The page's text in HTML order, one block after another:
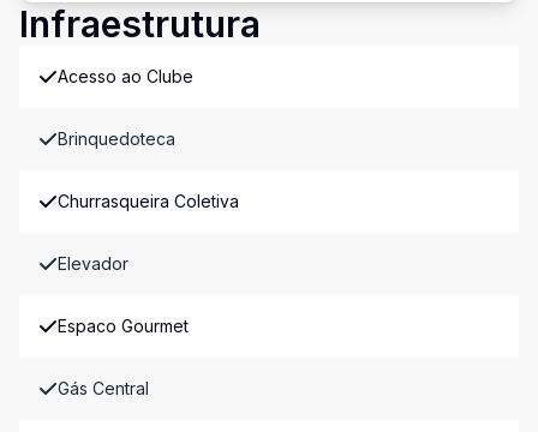
Infraestrutura
Acesso ao Clube
Brinquedoteca
Churrasqueira Coletiva
Elevador
Espaco Gourmet
Gás Central